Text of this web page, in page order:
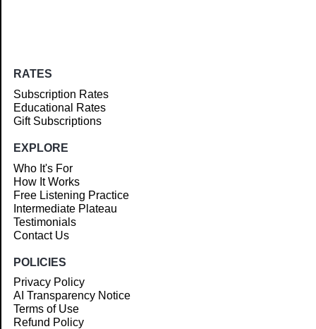
RATES
Subscription Rates
Educational Rates
Gift Subscriptions
EXPLORE
Who It's For
How It Works
Free Listening Practice
Intermediate Plateau
Testimonials
Contact Us
POLICIES
Privacy Policy
AI Transparency Notice
Terms of Use
Refund Policy